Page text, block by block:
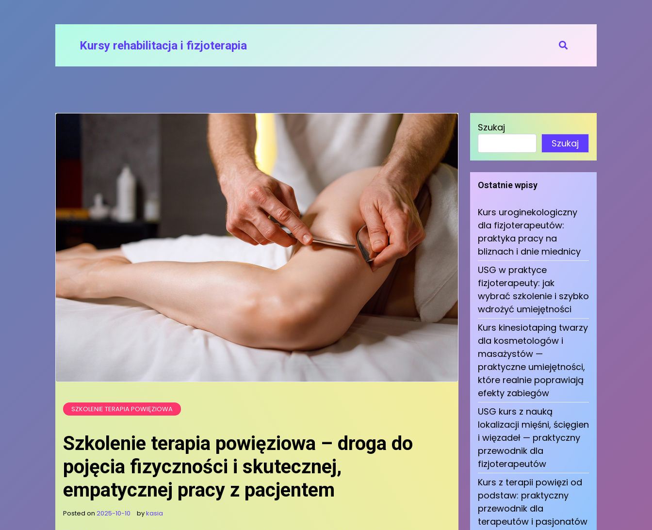
Kursy rehabilitacja i fizjoterapia
SZKOLENIE TERAPIA POWIĘZIOWA
Szkolenie terapia powięziowa – droga do
pojęcia fizyczności i skutecznej,
empatycznej pracy z pacjentem
Posted on 2025-10-10 bykasia
Szukaj
Szukaj
Ostatnie wpisy
Kurs uroginekologiczny
dla fizjoterapeutów:
praktyka pracy na
bliznach i dnie miednicy
USG w praktyce
fizjoterapeuty: jak
wybrać szkolenie i szybko
wdrożyć umiejętności
Kurs kinesiotaping twarzy
dla kosmetologów i
masażystów —
praktyczne umiejętności,
które realnie poprawiają
efekty zabiegów
USG kurs z nauką
lokalizacji mięśni, ścięgien
i więzadeł — praktyczny
przewodnik dla
fizjoterapeutów
Kurs z terapii powięzi od
podstaw: praktyczny
przewodnik dla
terapeutów i pasjonatów